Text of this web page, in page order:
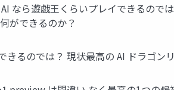
なら遊戯王くらいプレイできるの
ができるのか？
きるのでは？ 現状最高の AI ドラゴン